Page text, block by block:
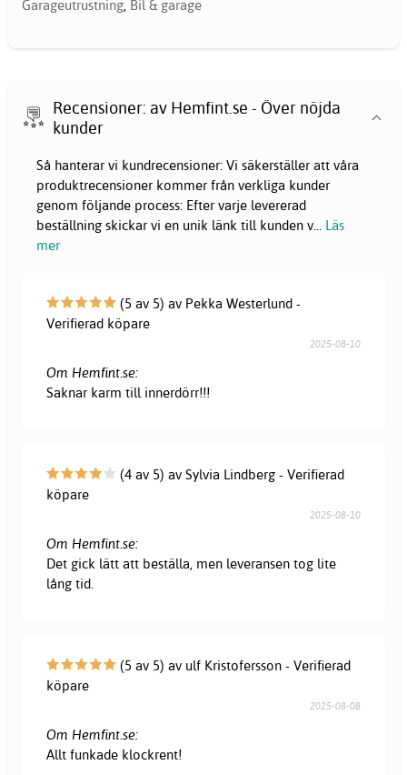
Garageutrustning Bil & garage
Recensioner: av Hemfint.se - Över nöjda
kunder
Så hanterar vi kundrecensioner: Vi säkerställer att våra
produktrecensioner kommer från verkliga kunder
genom följande process: Efter varje levererad
beställning skickar vi en unik länk till kunden v
Läs
mer
(5 av 5) av Pekka Westerlund -
Verifierad köpare
2025-08-10
Om Hemfint.se:
Saknar karm till innerdörr!!!
(4 av 5) av Sylvia Lindberg - Verifierad
köpare
2025-08-10
Om Hemfint.se:
Det gick lätt att beställa, men leveransen tog lite
lång tid.
(5 av 5) av ulf Kristofersson - Verifierad
köpare
2025-08-08
Om Hemfint.se:
Allt funkade klockrent!